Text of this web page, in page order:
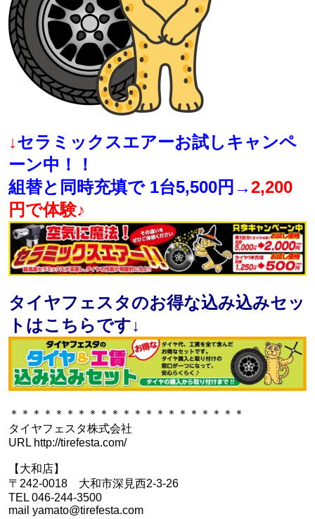
↓セラミックスエアーお試しキャンペ
ーン中！！
組替と同時充填で 1台5,500円→2,200
円で体験♪
タイヤフェスタのお得な込み込みセッ
トはこちらです↓
＊＊＊＊＊＊＊＊＊＊＊＊＊＊＊＊＊＊＊＊＊
タイヤフェスタ株式会社
URL http://tirefesta.com/
【大和店】
〒242-0018 大和市深見西2-3-26
TEL 046-244-3500
mail yamato@tirefesta.com